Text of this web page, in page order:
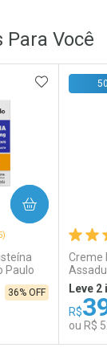
Para Você
Paulo
36% OFF
Creme
Toy
Leve 2
R$
ou R$